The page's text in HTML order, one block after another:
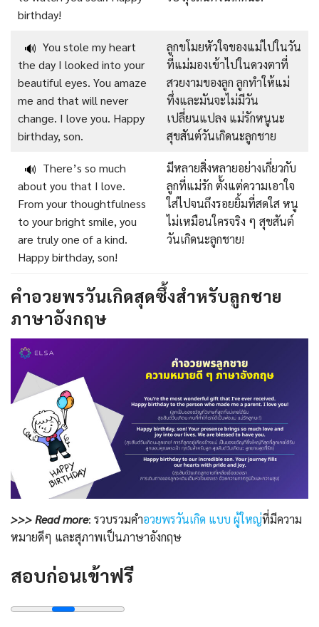
birthday!
🔊 You stole my heart
the day I looked into your
beautiful eyes. You amaze
me and that will never
change. I love you. Happy
birthday, son.
ลูกขโมยหัวใจของแม่ไปในวัน
ที่แม่มองเข้าไปในดวงตาที่
สวยงามของลูก ลูกทำให้แม่
ทึ่งและมันจะไม่มีวัน
เปลี่ยนแปลง แม่รักหนูนะ
สุขสันต์วันเกิดนะลูกชาย
🔊 There’s so much
about you that I love.
From your thoughtfulness
to your bright smile, you
are truly one of a kind.
Happy birthday, son!
มีหลายสิ่งหลายอย่างเกี่ยวกับ
ลูกที่แม่รัก ตั้งแต่ความเอาใจ
ใส่ไปจนถึงรอยยิ้มที่สดใส หนู
ไม่เหมือนใครจริง ๆ สุขสันต์
วันเกิดนะลูกชาย!
คำอวยพรวันเกิดสุดซึ้งสำหรับลูกชาย
ภาษาอังกฤษ
>>> Read more: รวบรวมคำอวยพรวันเกิด แบบ ผู้ใหญ่ที่มีความ
หมายดีๆ และสุภาพเป็นภาษาอังกฤษ
สอบก่อนเข้าฟรี